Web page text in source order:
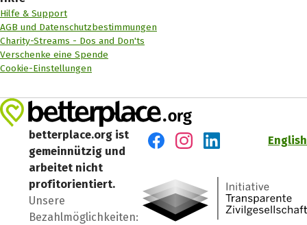
Hilfe & Support
AGB und Datenschutzbestimmungen
Charity-Streams - Dos and Don'ts
Verschenke eine Spende
Cookie-Einstellungen
betterplace.org ist
gemeinnützig und
arbeitet nicht
profitorientiert.
Unsere
Bezahlmöglichkeiten:
English